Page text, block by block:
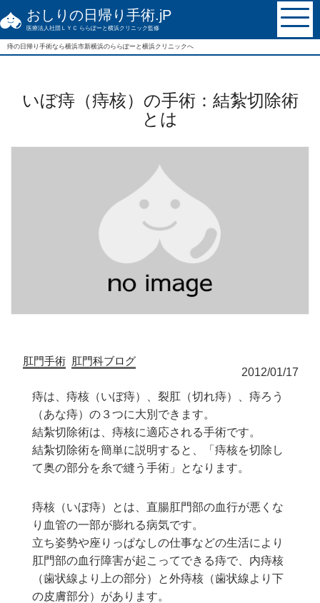
おしりの日帰り手術.jP
医療法人社団ＬＹＣ ららぽーと横浜クリニック監修
痔の日帰り手術なら横浜市新横浜のららぽーと横浜クリニックへ
いぼ痔（痔核）の手術：結紮切除術
とは
肛門手術 肛門科ブログ
2012/01/17
痔は、痔核（いぼ痔）、裂肛（切れ痔）、痔ろう
（あな痔）の３つに大別できます。
結紮切除術は、痔核に適応される手術です。
結紮切除術を簡単に説明すると、「痔核を切除し
て奥の部分を糸で縫う手術」となります。
痔核（いぼ痔）とは、直腸肛門部の血行が悪くな
り血管の一部が膨れる病気です。
立ち姿勢や座りっぱなしの仕事などの生活により
肛門部の血行障害が起こってできる痔で、内痔核
（歯状線より上の部分）と外痔核（歯状線より下
の皮膚部分）があります。